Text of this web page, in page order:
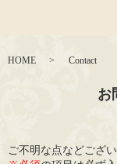
HOME Contact
お
ご不明な点などござ